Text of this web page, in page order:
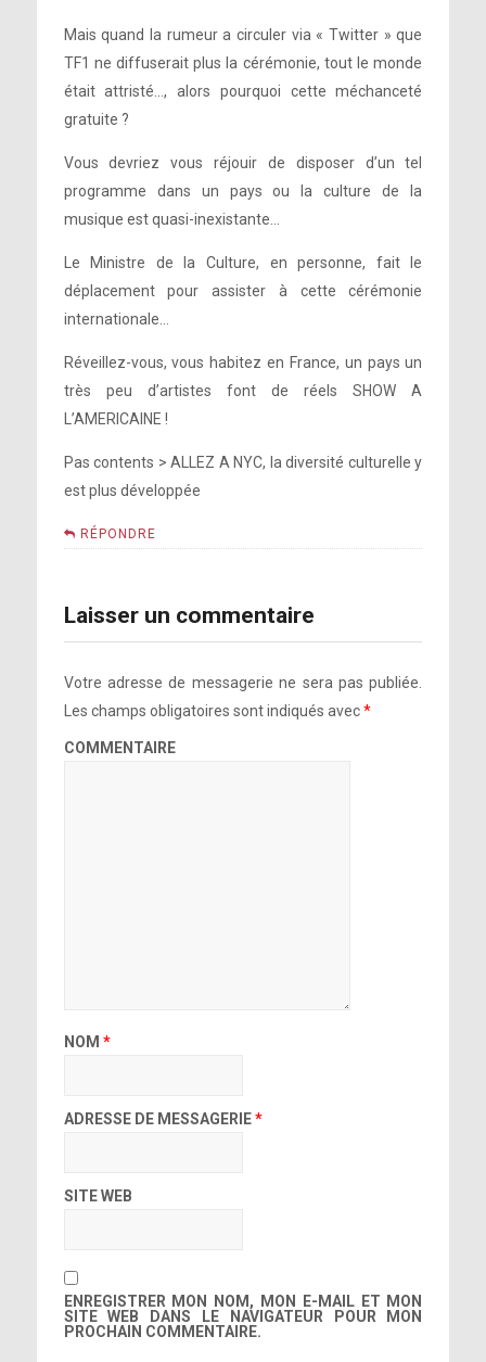
Mais quand la rumeur a circuler via « Twitter » que
TF1 ne diffuserait plus la cérémonie, tout le monde
était attristé…, alors pourquoi cette méchanceté
gratuite ?
Vous devriez vous réjouir de disposer d’un tel
programme dans un pays ou la culture de la
musique est quasi-inexistante…
Le Ministre de la Culture, en personne, fait le
déplacement pour assister à cette cérémonie
internationale…
Réveillez-vous, vous habitez en France, un pays un
très peu d’artistes font de réels SHOW A
L’AMERICAINE !
Pas contents > ALLEZ A NYC, la diversité culturelle y
est plus développée
RÉPONDRE
Laisser un commentaire
Votre adresse de messagerie ne sera pas publiée.
Les champs obligatoires sont indiqués avec*
COMMENTAIRE
NOM *
ADRESSE DE MESSAGERIE*
SITE WEB
ENREGISTRER MON NOM, MON E-MAIL ET MON
SITE WEB DANS LE NAVIGATEUR POUR MON
PROCHAIN COMMENTAIRE.